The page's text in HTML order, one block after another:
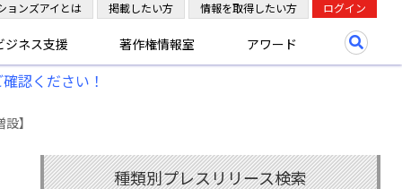
ジネス支援 著作権情報室 アワード
ョンズアイとは 掲載したい方 情報を取得したい方 ログイン
認ください！
】
種類別プレスリリース検索